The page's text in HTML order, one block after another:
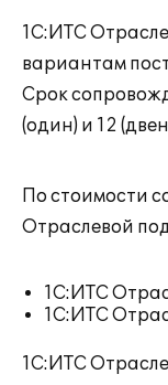
1С:ИТС
вариантам
Срок
(один) и 12
По стоимости
Отраслевой
1С:ИТС
1С:ИТС
1С:ИТС